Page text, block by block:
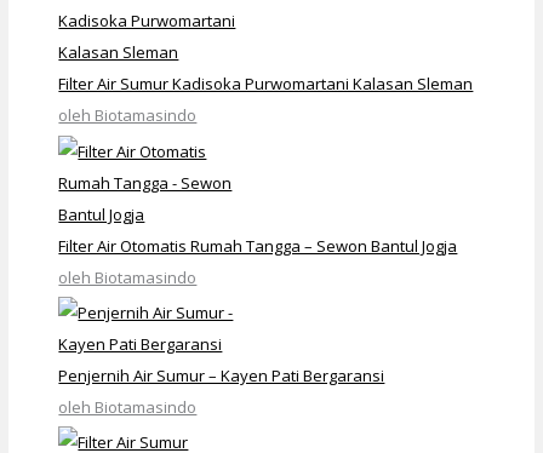
Filter Air Sumur Kadisoka Purwomartani Kalasan Sleman
oleh Biotamasindo
Filter Air Otomatis Rumah Tangga – Sewon Bantul Jogja
oleh Biotamasindo
Penjernih Air Sumur – Kayen Pati Bergaransi
oleh Biotamasindo